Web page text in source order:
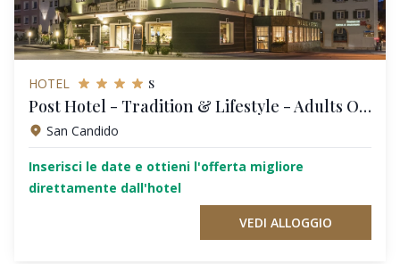
HOTEL s
Post Hotel - Tradition & Lifestyle - Adults Only
San Candido
Inserisci le date e ottieni l'offerta migliore
direttamente dall'hotel
VEDI ALLOGGIO